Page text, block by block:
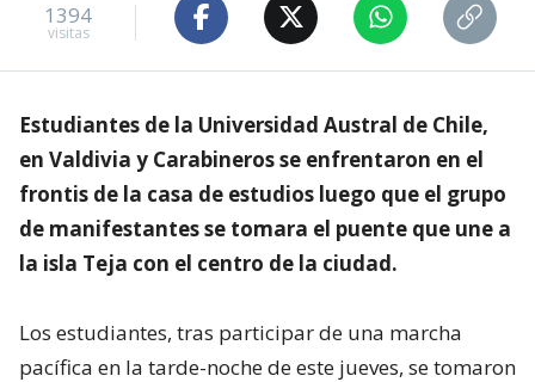
1394
visitas
Estudiantes de la Universidad Austral de Chile,
en Valdivia y Carabineros se enfrentaron en el
frontis de la casa de estudios luego que el grupo
de manifestantes se tomara el puente que une a
la isla Teja con el centro de la ciudad.
Los estudiantes, tras participar de una marcha
pacífica en la tarde-noche de este jueves, se tomaron